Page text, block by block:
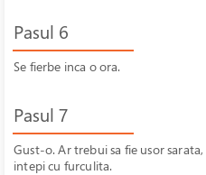
Pasul 6
Se fierbe inca o ora.
Pasul 7
Gust-o. Ar trebui sa fie usor
intepi cu furculita.